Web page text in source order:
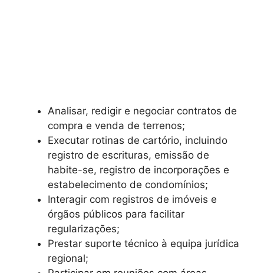
Analisar, redigir e negociar contratos de
compra e venda de terrenos;
Executar rotinas de cartório, incluindo
registro de escrituras, emissão de
habite-se, registro de incorporações e
estabelecimento de condomínios;
Interagir com registros de imóveis e
órgãos públicos para facilitar
regularizações;
Prestar suporte técnico à equipa jurídica
regional;